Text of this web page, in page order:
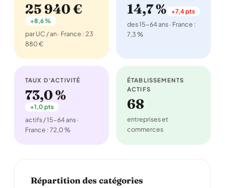
25 940 €
+8,6 %
par UC / an · France : 23
880 €
14,7 % +7,4 pts
des 15-64 ans · France :
7,3 %
TAUX D'ACTIVITÉ
73,0 %
+1,0 pts
actifs / 15-64 ans ·
France : 72,0 %
ÉTABLISSEMENTS
ACTIFS
68
entreprises et
commerces
Répartition des catégories